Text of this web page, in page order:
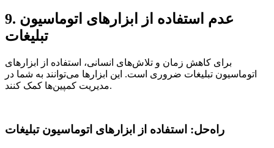
9. عدم استفاده از ابزارهای اتوماسیون
تبلیغات
برای کاهش زمان و تلاش‌های انسانی، استفاده از ابزارهای
اتوماسیون تبلیغات ضروری است. این ابزارها می‌توانند به شما در
مدیریت کمپین‌ها کمک کنند.
راه‌حل: استفاده از ابزارهای اتوماسیون تبلیغات